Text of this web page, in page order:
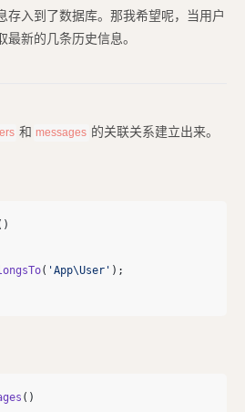
存入到了数据库。那我希望呢，当用户
新的几条历史信息。
和 messages 的关联关系建立出来。
( 'App\User' );
()